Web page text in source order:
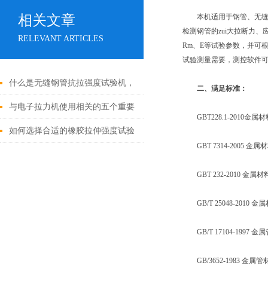
相关文章
RELEVANT ARTICLES
什么是无缝钢管抗拉强度试验机，
为什么要使用它？
与电子拉力机使用相关的五个重要
因素
如何选择合适的橡胶拉伸强度试验
本机适用于钢管、无缝
检测钢管的zui大拉断力、
Rm、E等试验参数，并可
试验测量需要，测控软件
二、满足标准：
GBT228.1-2010金属材
GBT 7314-2005 金属材
GBT 232-2010 金属材
GB/T 25048-2010 金属
GB/T 17104-1997 金属
GB/3652-1983 金属管